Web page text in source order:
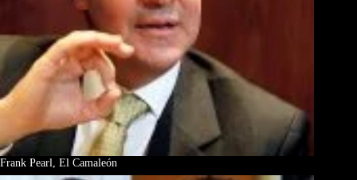
Frank Pearl, El Camaleón